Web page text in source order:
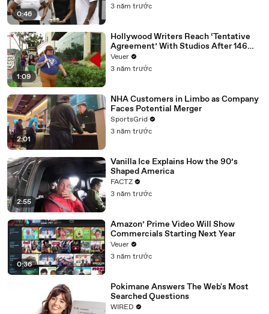
0:46
3 năm trước
1:09
Hollywood Writers Reach ‘Tentative
Agreement’ With Studios After 146
Day Strike
Veuer
3 năm trước
2:01
NHA Customers in Limbo as Company
Faces Potential Merger
SportsGrid
3 năm trước
2:55
Vanilla Ice Explains How the 90’s
Shaped America
FACTZ
3 năm trước
0:36
Amazon’ Prime Video Will Show
Commercials Starting Next Year
Veuer
3 năm trước
Pokimane Answers The Web's Most
Searched Questions
WIRED